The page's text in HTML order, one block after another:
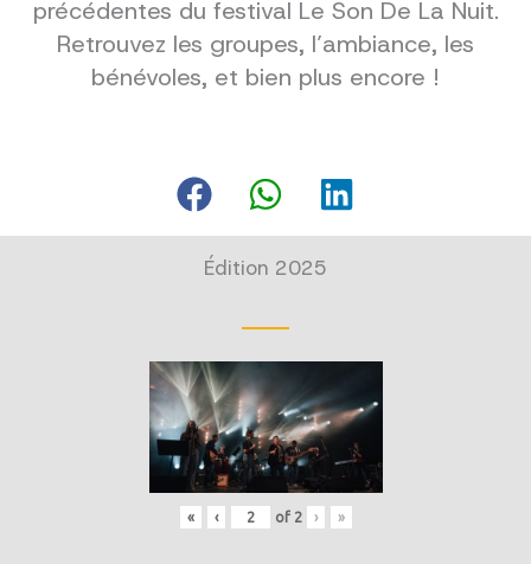
précédentes du festival Le Son De La Nuit.
Retrouvez les groupes, l’ambiance, les
bénévoles, et bien plus encore !
Édition 2025
« ‹ of 2 › »